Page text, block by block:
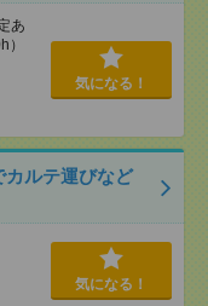
あ
気になる！
カルテ運びなど
気になる！